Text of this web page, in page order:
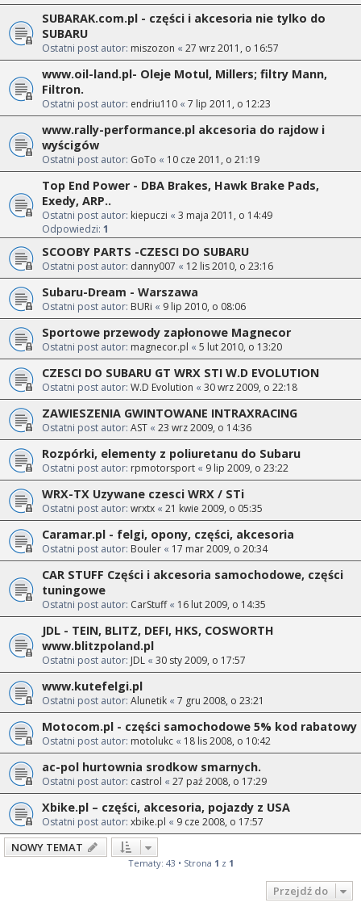
SUBARAK.com.pl - części i akcesoria nie tylko do
SUBARU
Ostatni post autor: miszozon « 27 wrz 2011, o 16:57
www.oil-land.pl- Oleje Motul, Millers; filtry Mann,
Filtron.
Ostatni post autor: endriu110 « 7 lip 2011, o 12:23
www.rally-performance.pl akcesoria do rajdow i
wyścigów
Ostatni post autor: GoTo « 10 cze 2011, o 21:19
Top End Power - DBA Brakes, Hawk Brake Pads,
Exedy, ARP..
Ostatni post autor: kiepuczi « 3 maja 2011, o 14:49
Odpowiedzi: 1
SCOOBY PARTS -CZESCI DO SUBARU
Ostatni post autor: danny007 « 12 lis 2010, o 23:16
Subaru-Dream - Warszawa
Ostatni post autor: BURi « 9 lip 2010, o 08:06
Sportowe przewody zapłonowe Magnecor
Ostatni post autor: magnecor.pl « 5 lut 2010, o 13:20
CZESCI DO SUBARU GT WRX STI W.D EVOLUTION
Ostatni post autor: W.D Evolution « 30 wrz 2009, o 22:18
ZAWIESZENIA GWINTOWANE INTRAXRACING
Ostatni post autor: AST « 23 wrz 2009, o 14:36
Rozpórki, elementy z poliuretanu do Subaru
Ostatni post autor: rpmotorsport « 9 lip 2009, o 23:22
WRX-TX Uzywane czesci WRX / STi
Ostatni post autor: wrxtx « 21 kwie 2009, o 05:35
Caramar.pl - felgi, opony, części, akcesoria
Ostatni post autor: Bouler « 17 mar 2009, o 20:34
CAR STUFF Części i akcesoria samochodowe, części
tuningowe
Ostatni post autor: CarStuff« 16 lut 2009, o 14:35
JDL - TEIN, BLITZ, DEFI, HKS, COSWORTH
www.blitzpoland.pl
Ostatni post autor: JDL « 30 sty 2009, o 17:57
www.kutefelgi.pl
Ostatni post autor: Alunetik « 7 gru 2008, o 23:21
Motocom.pl - części samochodowe 5% kod rabatowy
Ostatni post autor: motolukc « 18 lis 2008, o 10:42
ac-pol hurtownia srodkow smarnych.
Ostatni post autor: castrol « 27 paź 2008, o 17:29
Xbike.pl – części, akcesoria, pojazdy z USA
Ostatni post autor: xbike.pl « 9 cze 2008, o 17:57
NOWY TEMAT
Tematy: 43 • Strona 1 z 1
Przejdź do